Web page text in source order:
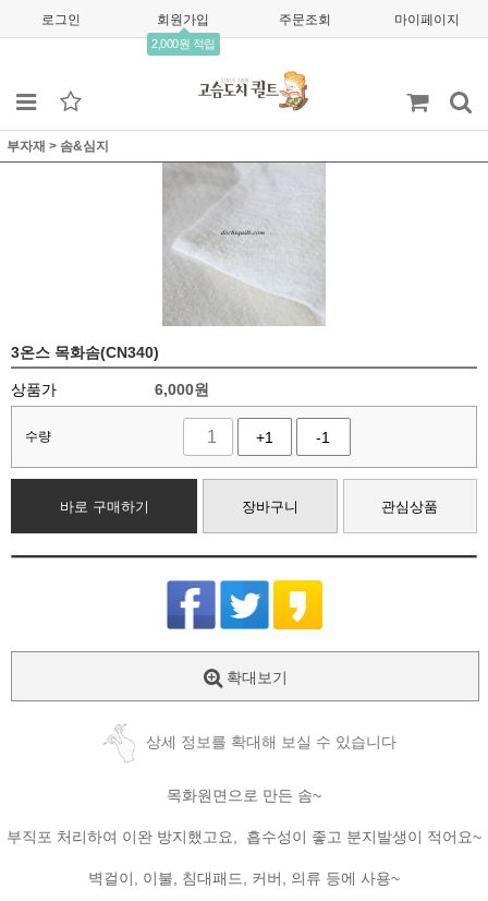
로그인 회원가입
2,000원 적립
주문조회 마이페이지
부자재 > 솜&심지
3온스 목화솜(CN340)
상품가 6,000원
수량 +1 -1
바로 구매하기 장바구니 관심상품
확대보기
상세 정보를 확대해 보실 수 있습니다
목화원면으로 만든 솜~
부직포 처리하여 이완 방지했고요, 흡수성이 좋고 분지발생이 적어요~
벽걸이, 이불, 침대패드, 커버, 의류 등에 사용~